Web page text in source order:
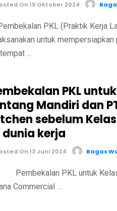
On 19 Oktober 2024
PKL (Praktik Kerja
untuk
…
PKL
Mandiri dan
sebelum
dunia kerja
On 13 Juni 2024 Bagas
PKL untuk Kelas
Commercial …